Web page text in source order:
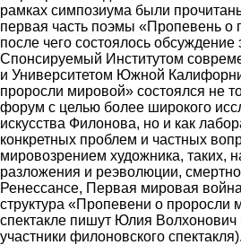
рамках симпозиума были
первая часть поэмы «Пропевень о
после чего состоялось обсуждение
Спонсируемый Институтом
и Университетом Южной
проросли мировой» состоялся не
форум с целью более широкого
искусства Филонова, но и как
конкретных проблем и частных
мировозрением художника, таких,
разложения и реэволюции,
Ренессансе, Первая мировая
структура «Пропевени о проросли
спектакле пишут Юлия
участники филоновского спектакля).